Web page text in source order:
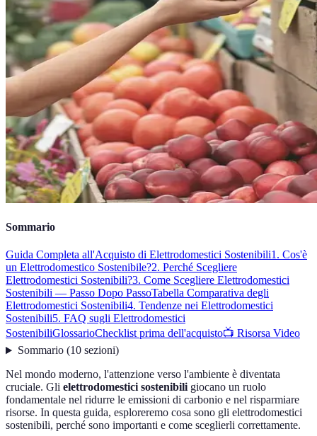
Sommario
Guida Completa all'Acquisto di Elettrodomestici Sostenibili1. Cos'è
un Elettrodomestico Sostenibile?2. Perché Scegliere
Elettrodomestici Sostenibili?3. Come Scegliere Elettrodomestici
Sostenibili — Passo Dopo PassoTabella Comparativa degli
Elettrodomestici Sostenibili4. Tendenze nei Elettrodomestici
Sostenibili5. FAQ sugli Elettrodomestici
SostenibiliGlossarioChecklist prima dell'acquisto📺 Risorsa Video
Sommario(10 sezioni)
Nel mondo moderno, l'attenzione verso l'ambiente è diventata
cruciale. Gli elettrodomestici sostenibiligiocano un ruolo
fondamentale nel ridurre le emissioni di carbonio e nel risparmiare
risorse. In questa guida, esploreremo cosa sono gli elettrodomestici
sostenibili, perché sono importanti e come sceglierli correttamente.